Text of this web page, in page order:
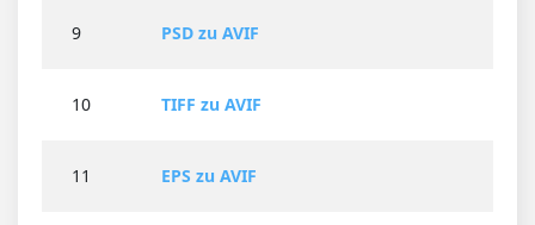
9 PSD zu AVIF
10 TIFF zu AVIF
11 EPS zu AVIF